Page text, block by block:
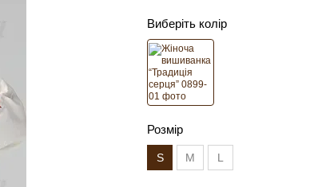
Виберіть колір
Розмір
S M L